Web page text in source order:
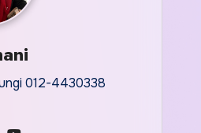
012-4430338